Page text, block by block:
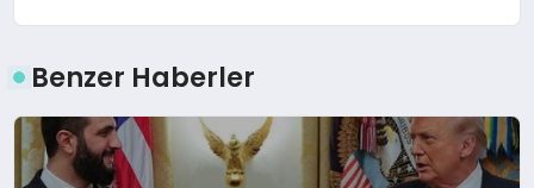
Benzer Haberler